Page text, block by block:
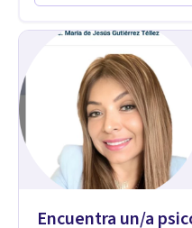
el primer contacto
Encuentra un/a